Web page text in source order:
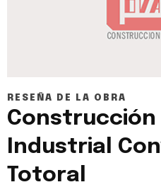
RESEÑA DE LA OBRA
Industrial
Totoral